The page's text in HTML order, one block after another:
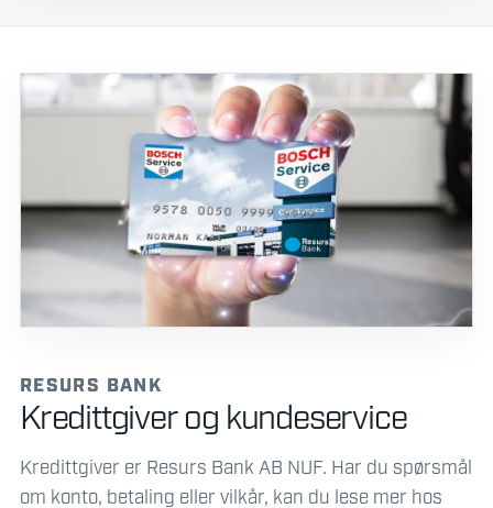
RESURS BANK
Kredittgiver og kundeservice
Kredittgiver er Resurs Bank AB NUF. Har du spørsmål
om konto, betaling eller vilkår, kan du lese mer hos